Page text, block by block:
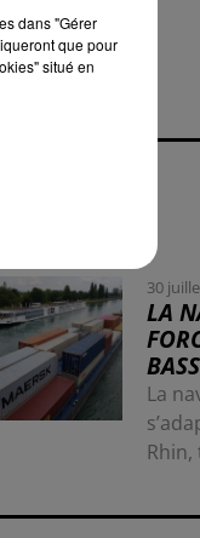
30
LA
La
dans "Gérer
que pour
situé en